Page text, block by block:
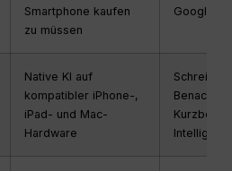
Smartphone kaufen
zu müssen
Google-
Native KI auf
kompatibler iPhone-,
iPad- und Mac-
Hardware
Intelligenz